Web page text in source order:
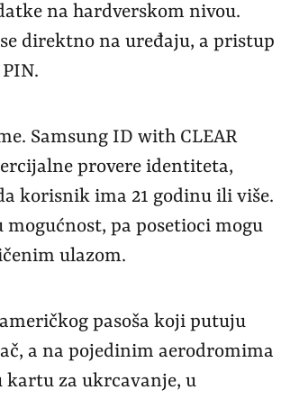
na hardverskom nivou.
direktno na uređaju, a pristup
Samsung ID with CLEAR
provere identiteta,
korisnik ima 21 godinu ili više.
mogućnost, pa posetioci mogu
ulazom.
pasoša koji putuju
a na pojedinim aerodromima
za ukrcavanje, u